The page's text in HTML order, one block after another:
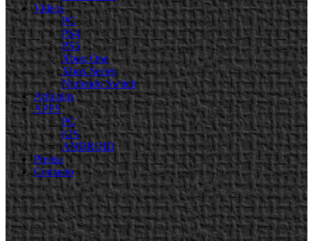
Videos
PC
PS4
PS5
Xbox One
Xbox Series
Nintendo Switch
Artículos
APPS
PC
iOS
ANDROID
Prensa
Contacto